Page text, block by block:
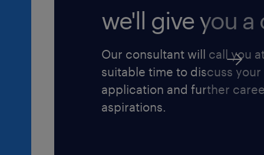
we'll give you a
Our consultant will call you
suitable time to discuss your
application and further
aspirations.